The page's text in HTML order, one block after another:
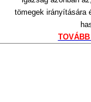
tömegek irányítására